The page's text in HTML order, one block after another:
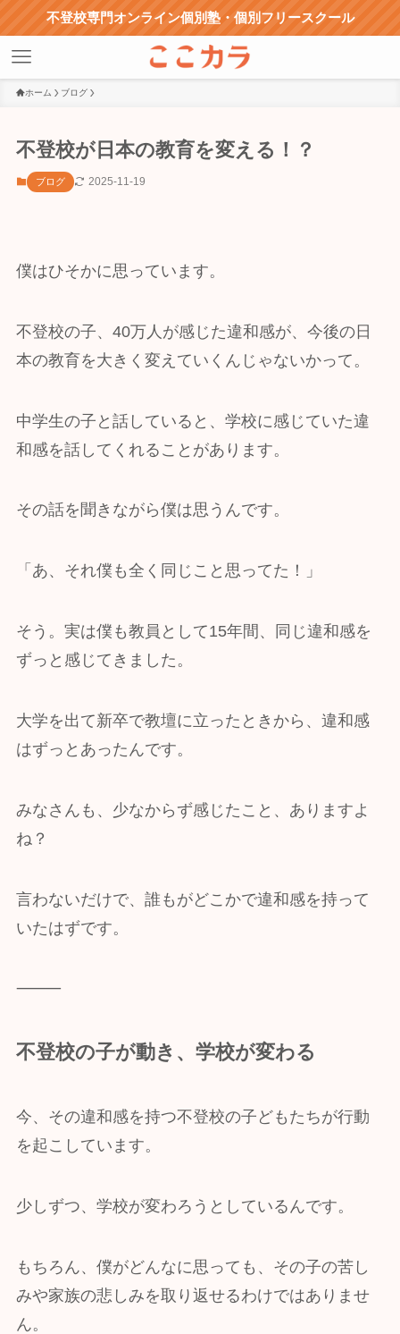
不登校専門オンライン個別塾・個別フリースクール
ホーム ブログ
不登校が日本の教育を変える！？
ブログ 2025-11-19
僕はひそかに思っています。
不登校の子、40万人が感じた違和感が、今後の日
本の教育を大きく変えていくんじゃないかって。
中学生の子と話していると、学校に感じていた違
和感を話してくれることがあります。
その話を聞きながら僕は思うんです。
「あ、それ僕も全く同じこと思ってた！」
そう。実は僕も教員として15年間、同じ違和感を
ずっと感じてきました。
大学を出て新卒で教壇に立ったときから、違和感
はずっとあったんです。
みなさんも、少なからず感じたこと、ありますよ
ね？
言わないだけで、誰もがどこかで違和感を持って
いたはずです。
⸻
不登校の子が動き、学校が変わる
今、その違和感を持つ不登校の子どもたちが行動
を起こしています。
少しずつ、学校が変わろうとしているんです。
もちろん、僕がどんなに思っても、その子の苦し
みや家族の悲しみを取り返せるわけではありませ
ん。